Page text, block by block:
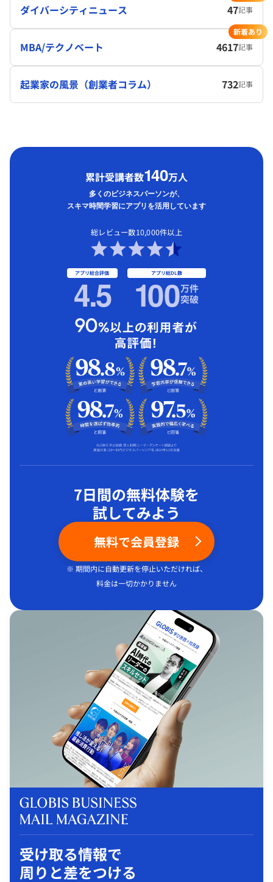
ダイバーシティニュース 47記事
MBA/テクノベート 4617記事
新着あり
起業家の風景（創業者コラム） 732記事
累計受講者数140万人
多くのビジネスパーソンが、
スキマ時間学習にアプリを活用しています
総レビュー数10,000件以上
アプリ総合評価
4.5 アプリ総DL数
100万件
突破
7日間の無料体験を
試してみよう
無料で会員登録
※ 期間内に自動更新を停止いただければ、
料金は一切かかりません
受け取る情報で
周りと差をつける